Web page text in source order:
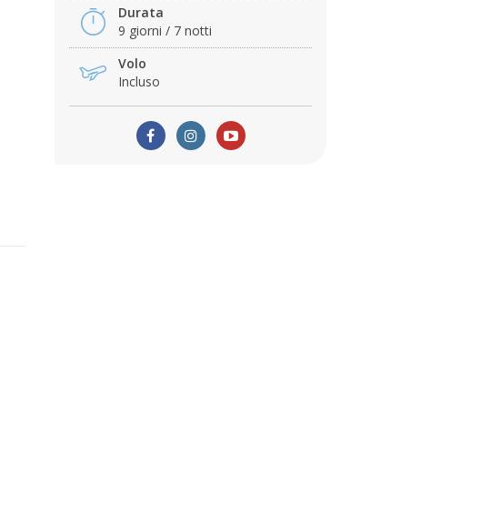
Durata
9 giorni / 7 notti
Volo
Incluso